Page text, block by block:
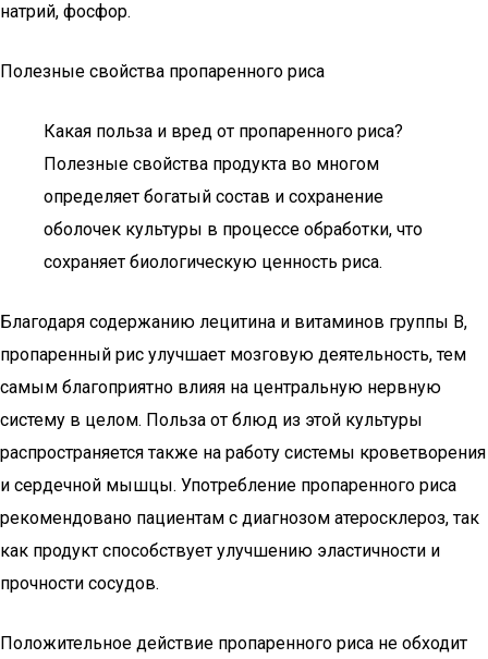
натрий, фосфор.
Полезные свойства пропаренного риса
Какая польза и вред от пропаренного риса?
Полезные свойства продукта во многом
определяет богатый состав и сохранение
оболочек культуры в процессе обработки, что
сохраняет биологическую ценность риса.
Благодаря содержанию лецитина и витаминов группы В,
пропаренный рис улучшает мозговую деятельность, тем
самым благоприятно влияя на центральную нервную
систему в целом. Польза от блюд из этой культуры
распространяется также на работу системы кроветворения
и сердечной мышцы. Употребление пропаренного риса
рекомендовано пациентам с диагнозом атеросклероз, так
как продукт способствует улучшению эластичности и
прочности сосудов.
Положительное действие пропаренного риса не обходит